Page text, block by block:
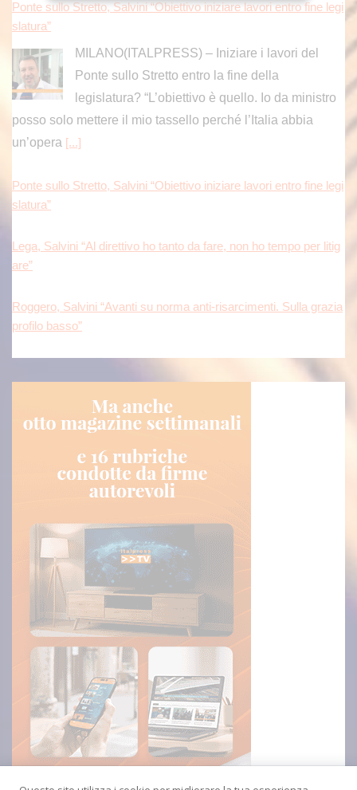
Ponte sullo Stretto, Salvini “Obiettivo iniziare lavori entro fine legi
slatura”
MILANO(ITALPRESS) – Iniziare i lavori del
Ponte sullo Stretto entro la fine della
legislatura? “L’obiettivo è quello. Io da ministro
posso solo mettere il mio tassello perché l’Italia abbia
un’opera [...]
Ponte sullo Stretto, Salvini “Obiettivo iniziare lavori entro fine legi
slatura”
Lega, Salvini “Al direttivo ho tanto da fare, non ho tempo per litig
are”
Roggero, Salvini “Avanti su norma anti-risarcimenti. Sulla grazia
profilo basso”